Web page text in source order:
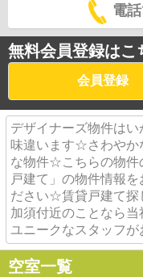
電
無料会員登録はこ
会員登録
デザイナーズ物件は
味違います☆さわやか
な物件☆こちらの物件
戸建て」の物件情報
ださい☆賃貸戸建て探
加須付近のことなら
ユニークなスタッフ
空室一覧